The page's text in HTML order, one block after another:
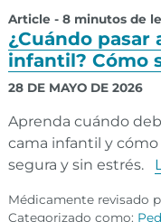
Article - 8 minutos de
¿Cuándo pasar
infantil? Cómo
28 DE MAYO DE 2026
Aprenda cuándo
cama infantil y
segura y sin estrés.
Médicamente revisado
Categorizado como: